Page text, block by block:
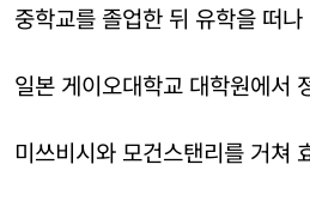
중학교를 졸업한 뒤 유학을 떠
일본 게이오대학교 대학원에서
미쓰비시와 모건스탠리를 거쳐